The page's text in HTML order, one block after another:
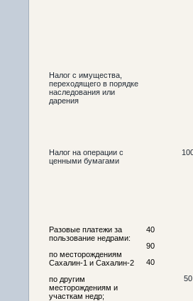
Налог с имущества,
переходящего в порядке
наследования или
дарения
Налог на операции с
ценными бумагами
Разовые платежи за
пользование недрами:
по месторождениям
Сахалин-1 и Сахалин-2
по другим
месторождениям и
участкам недр;
40
90
40
50